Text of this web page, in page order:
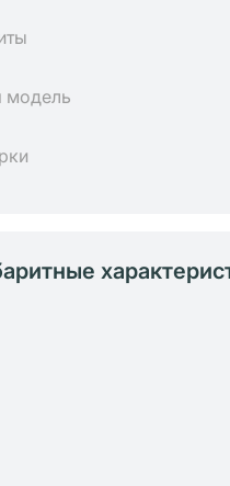
модель